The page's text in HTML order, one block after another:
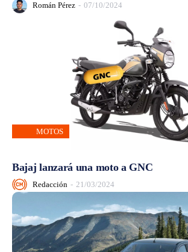
Román Pérez - 07/10/2024
MOTOS
Bajaj lanzará una moto a GNC
Redacción - 21/03/2024